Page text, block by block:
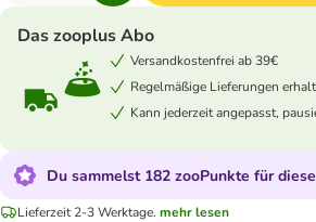
Das zooplus Abo
Versandkostenfrei ab 39€
Regelmäßige Lieferungen
Kann jederzeit angepasst,
Du sammelst 182 zooPunkte für
Lieferzeit 2-3 Werktage. mehr lesen